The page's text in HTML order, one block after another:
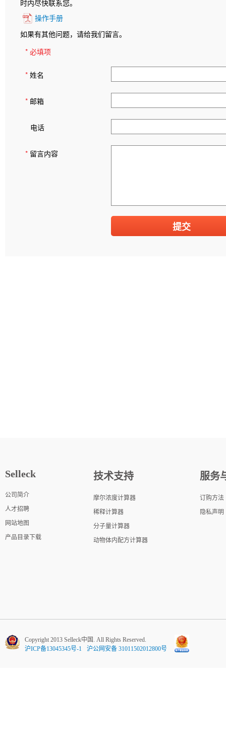
时内尽快联系您。
操作手册
如果有其他问题，请给我们留言。
* 必填项
* 姓名
* 邮箱
电话
* 留言内容
Selleck
公司简介
人才招聘
网站地图
产品目录下载
技术支持
摩尔浓度计算器
稀释计算器
分子量计算器
动物体内配方计算器
服务
订购方法
隐私声明
Copyright 2013 Selleck中国. All Rights Reserved.
沪ICP备13045345号-1
沪公网安备 31011502012800号